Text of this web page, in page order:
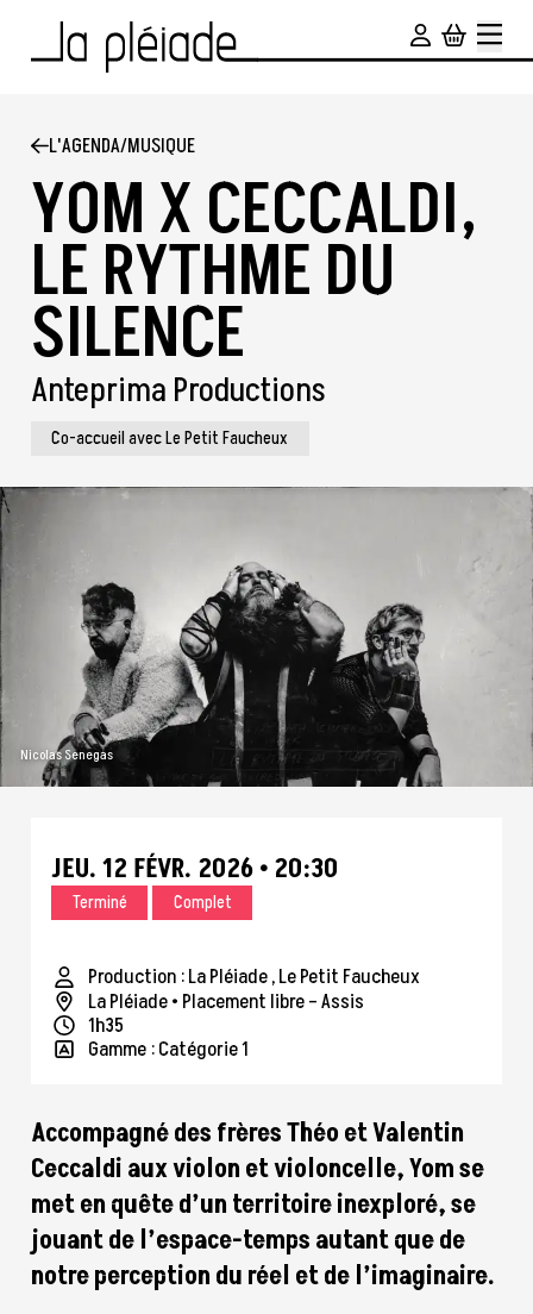
L'AGENDA/MUSIQUE
YOM X CECCALDI,
LE RYTHME DU
SILENCE
Anteprima Productions
Co-accueil avec Le Petit Faucheux
Nicolas Senegas
JEU. 12 FÉVR. 2026 20:30
Terminé Complet
Production : La Pléiade , Le Petit Faucheux
La Pléiade• Placement libre – Assis
1h35
Gamme : Catégorie 1
Accompagné des frères Théo et Valentin
Ceccaldi aux violon et violoncelle, Yom se
met en quête d’un territoire inexploré, se
jouant de l’espace-temps autant que de
notre perception du réel et de l’imaginaire.